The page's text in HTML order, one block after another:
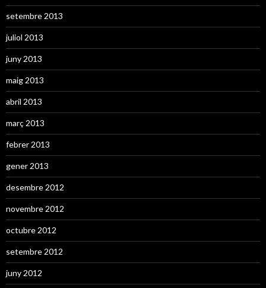
setembre 2013
juliol 2013
juny 2013
maig 2013
abril 2013
març 2013
febrer 2013
gener 2013
desembre 2012
novembre 2012
octubre 2012
setembre 2012
juny 2012